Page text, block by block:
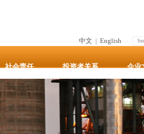
中文 | English
社会责任 投资者关系 企业